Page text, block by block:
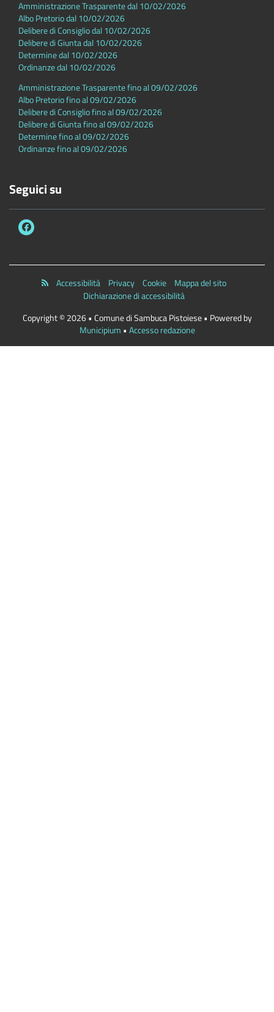
Amministrazione Trasparente dal 10/02/2026
Albo Pretorio dal 10/02/2026
Delibere di Consiglio dal 10/02/2026
Delibere di Giunta dal 10/02/2026
Determine dal 10/02/2026
Ordinanze dal 10/02/2026
Amministrazione Trasparente fino al 09/02/2026
Albo Pretorio fino al 09/02/2026
Delibere di Consiglio fino al 09/02/2026
Delibere di Giunta fino al 09/02/2026
Determine fino al 09/02/2026
Ordinanze fino al 09/02/2026
Seguici su
Accessibilità Privacy Cookie
Mappa del sito
Dichiarazione di accessibilità
Copyright © 2026 • Comune di Sambuca Pistoiese • Powered by
Municipium • Accesso redazione